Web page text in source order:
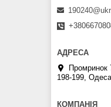
Промринок
198-199,